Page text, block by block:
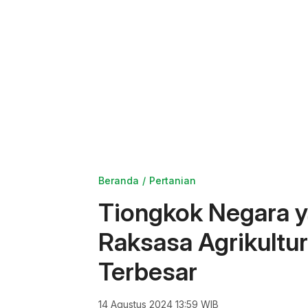
Beranda Pertanian
Tiongkok Negara
Raksasa
Terbesar
14 Agustus 2024 13:59 WIB